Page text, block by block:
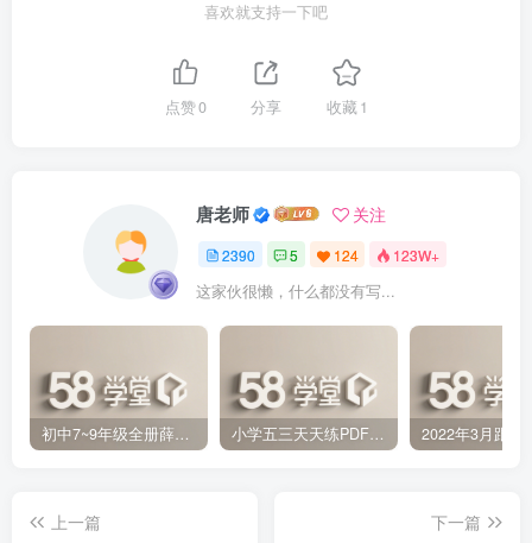
喜欢就支持一下吧
点赞0 分享 收藏1
唐老师 关注
2390 5 124 123W+
这家伙很懒，什么都没有写...
初中7~9年级全册薛金星中学教材全解PDF 百度网盘分享下载 小学五三天天练PDF（压缩打包）百度网盘分享下载
上一篇
下一篇